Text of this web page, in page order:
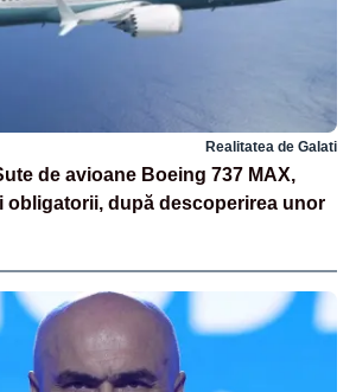
Realitatea de Galati
de avioane Boeing 737 MAX,
obligatorii, după descoperirea unor